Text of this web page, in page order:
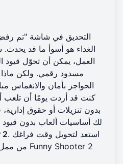
التحديق في شاشة "تم
الغداء هو أسوأ ما قد
العمل، يمكن أن تحوّل قيود
مسدود رقمي. ولكن ماذا
الحواجز بأمان والانغماس
كنت قد أردت يومًا أن تلعب
بدون تنزيلات أو حقوق
لك أساسيات ألعاب بدون قيود
2. استعد لتحويل وقت فراغك
من ممل للعب Funny Shooter 2